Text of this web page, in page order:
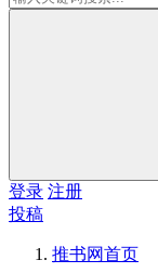
登录 注册
投稿
推书网首页